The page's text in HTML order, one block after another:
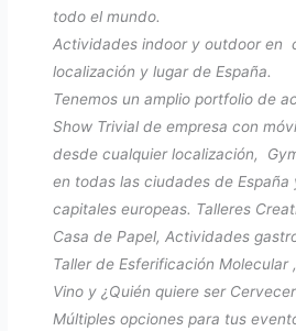
todo el mundo.
Actividades indoor y outdoor en
localización y lugar de España.
Tenemos un amplio portfolio de
Show Trivial de empresa con
desde cualquier localización,
en todas las ciudades de España
capitales europeas. Talleres
Casa de Papel, Actividades
Taller de Esferificación Molecular
Vino y ¿Quién quiere ser
Múltiples opciones para tus